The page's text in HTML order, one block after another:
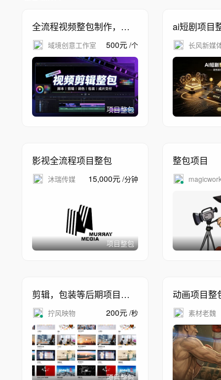
全流程视频整包制作，脚
本拍摄剪辑调色包装，一
站式成片交付
域境创意工作室 500元 /个
项目整包
ai短剧项目
长风新媒
影视全流程项目整包
沐瑞传媒 15,000元 /分钟
项目整包
整包项目
剪辑，包装等后期项目整
包工作拧风映物 200元 /秒
项目整包
动画项目整
素材老魏